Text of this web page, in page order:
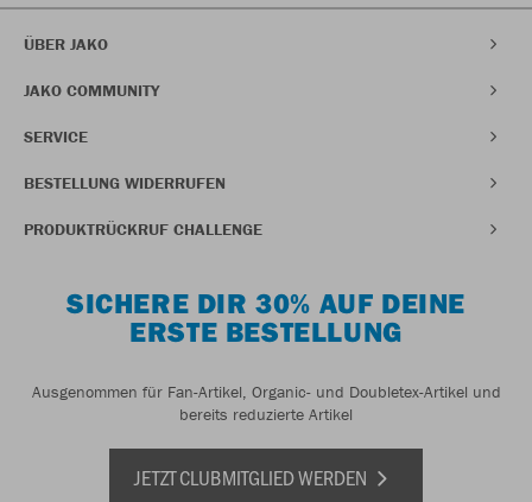
ÜBER JAKO
JAKO COMMUNITY
SERVICE
BESTELLUNG WIDERRUFEN
PRODUKTRÜCKRUF CHALLENGE
SICHERE DIR 30% AUF DEINE
ERSTE BESTELLUNG
Ausgenommen für Fan-Artikel, Organic- und Doubletex-Artikel und
bereits reduzierte Artikel
JETZT CLUBMITGLIED WERDEN